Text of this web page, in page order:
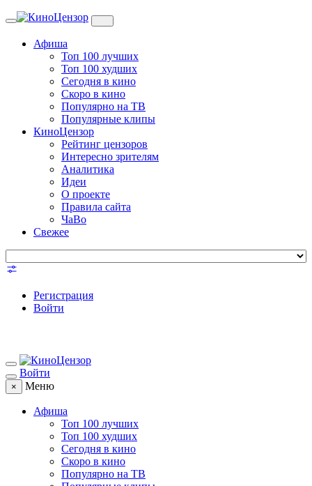
Toggle
Афиша
Топ 100 лучших
Топ 100 худших
Сегодня в кино
Скоро в кино
Популярно на ТВ
Популярные клипы
КиноЦензор
Рейтинг цензоров
Интересно зрителям
Аналитика
Идеи
О проекте
Правила сайта
ЧаВо
Свежее
Регистрация
Войти
Войти
× Меню
Афиша
Топ 100 лучших
Топ 100 худших
Сегодня в кино
Скоро в кино
Популярно на ТВ